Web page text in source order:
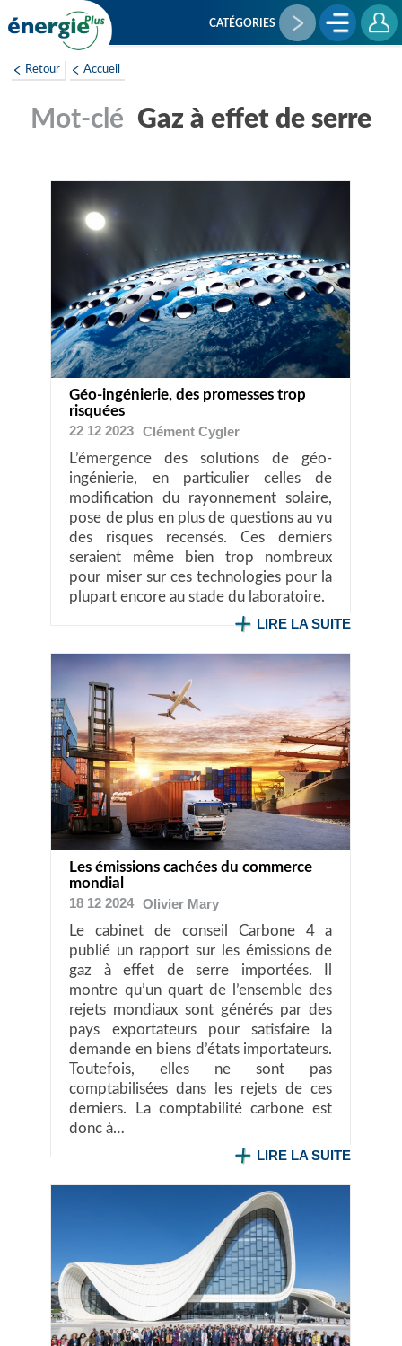
au
CATÉGORIES
Retour Accueil
Gaz à effet de serre
Géo-ingénierie, des promesses trop
risquées
22 12 2023
ClémentCygler
L’émergence des solutions de géo-
ingénierie, en particulier celles de
modification du rayonnement solaire,
pose de plus en plus de questions au vu
des risques recensés. Ces derniers
seraient même bien trop nombreux
pour miser sur ces technologies pour la
plupart encore au stade du laboratoire.
LIRE LA SUITE
Les émissions cachées du commerce
mondial
18 12 2024 Olivier Mary
Le cabinet de conseil Carbone 4 a
publié un rapport sur les émissions de
gaz à effet de serre importées. Il
montre qu’un quart de l’ensemble des
rejets mondiaux sont générés par des
pays exportateurs pour satisfaire la
demande en biens d’états importateurs.
Toutefois, elles ne sont pas
comptabilisées dans les rejets de ces
derniers. La comptabilité carbone est
donc à…
LIRE LA SUITE